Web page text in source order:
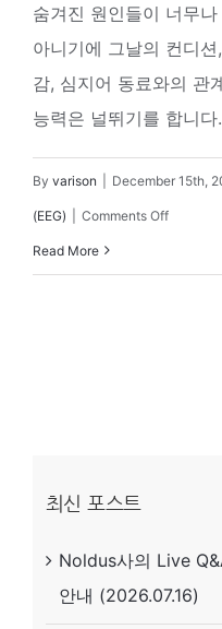
숨겨진 원인들이 너무
아니기에 그날의 컨디
감, 심지어 동료와의 관
능력은 널뛰기를 합니다.
By varison December 15th,
(EEG) Comments Offon
에
서
Read More
최신 포스트
Noldus사의 Live
안내 (2026.07.16)